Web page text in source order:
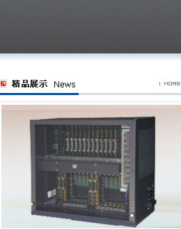
SOC81系列专用话机
SOC3100（H2）